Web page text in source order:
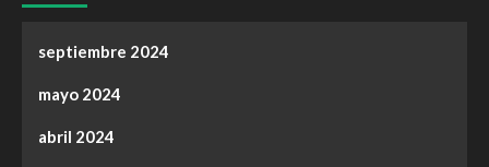
septiembre 2024
mayo 2024
abril 2024